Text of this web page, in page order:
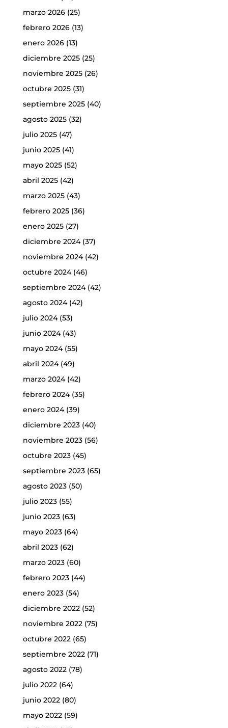
marzo 2026(25)
febrero 2026(13)
enero 2026(13)
diciembre 2025(25)
noviembre 2025(26)
octubre 2025(31)
septiembre 2025(40)
agosto 2025(32)
julio 2025(47)
junio 2025(41)
mayo 2025(52)
abril 2025(42)
marzo 2025(43)
febrero 2025(36)
enero 2025(27)
diciembre 2024(37)
noviembre 2024(42)
octubre 2024(46)
septiembre 2024(42)
agosto 2024(42)
julio 2024(53)
junio 2024(43)
mayo 2024(55)
abril 2024(49)
marzo 2024(42)
febrero 2024(35)
enero 2024(39)
diciembre 2023(40)
noviembre 2023(56)
octubre 2023(45)
septiembre 2023(65)
agosto 2023(50)
julio 2023(55)
junio 2023(63)
mayo 2023(64)
abril 2023(62)
marzo 2023(60)
febrero 2023(44)
enero 2023(54)
diciembre 2022(52)
noviembre 2022(75)
octubre 2022(65)
septiembre 2022(71)
agosto 2022(78)
julio 2022(64)
junio 2022(80)
mayo 2022(59)